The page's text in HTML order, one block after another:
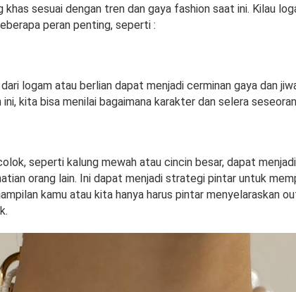
khas sesuai dengan tren dan gaya fashion saat ini. Kilau
peran penting, seperti :
logam atau berlian dapat menjadi cerminan gaya dan
kita bisa menilai bagaimana karakter dan selera
seperti kalung mewah atau cincin besar, dapat
orang lain. Ini dapat menjadi strategi pintar untuk
kamu atau kita hanya harus pintar menyelaraskan